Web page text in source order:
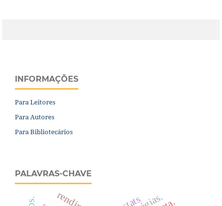
INFORMAÇÕES
Para Leitores
Para Autores
Para Bibliotecários
PALAVRAS-CHAVE